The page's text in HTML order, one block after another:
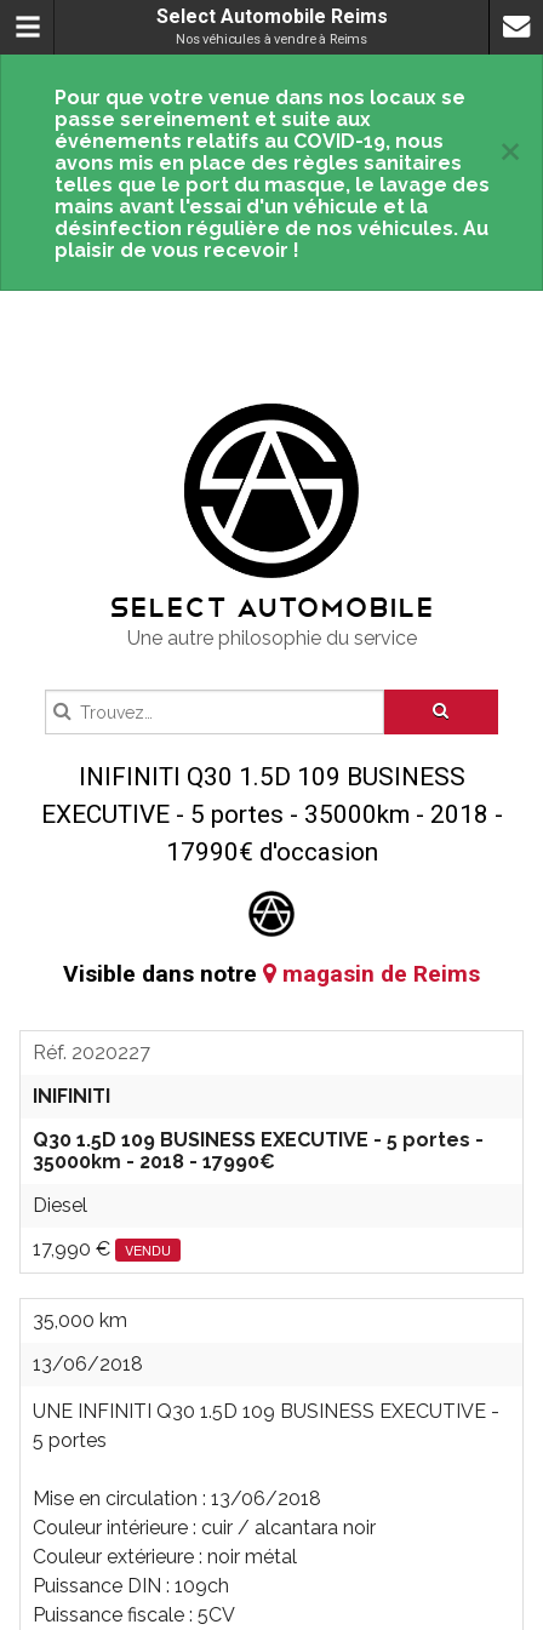
Select Automobile Reims
Nos véhicules à vendre à Reims
Pour que votre venue dans nos locaux se
passe sereinement et suite aux
événements relatifs au COVID-19, nous
avons mis en place des règles sanitaires
telles que le port du masque, le lavage des
mains avant l'essai d'un véhicule et la
désinfection régulière de nos véhicules. Au
plaisir de vous recevoir !
×
SELECT AUTOMOBILE
Une autre philosophie du service
INIFINITI Q30 1.5D 109 BUSINESS
EXECUTIVE - 5 portes - 35000km - 2018 -
17990€ d'occasion
Visible dans notre magasin de Reims
Réf. 2020227
INIFINITI
Q30 1.5D 109 BUSINESS EXECUTIVE - 5 portes -
35000km - 2018 - 17990€
Diesel
17,990 €
VENDU
35,000 km
13/06/2018
UNE INFINITI Q30 1.5D 109 BUSINESS EXECUTIVE -
5 portes
Mise en circulation : 13/06/2018
Couleur intérieure : cuir / alcantara noir
Couleur extérieure : noir métal
Puissance DIN : 109ch
Puissance fiscale : 5CV